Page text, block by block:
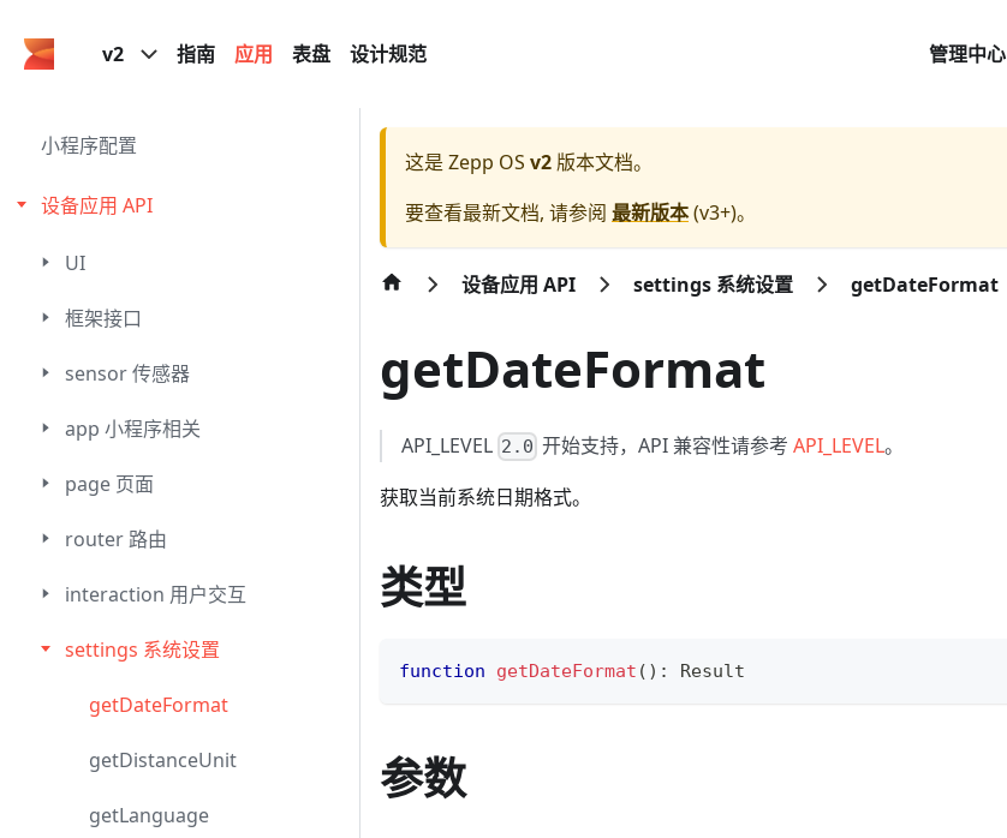
v2 指南 应用 表盘 设计规范 管理中心
小程序配置
设备应用 API
UI
框架接口
sensor 传感器
app 小程序相关
page 页面
router 路由
interaction 用户交互
settings 系统设置
getDateFormat
getDistanceUnit
getLanguage
这是 Zepp OS v2 版本文档。
要查看最新文档, 请参阅 最新版本(v3+)。
设备应用 API settings 系统设置 getDateFormat
getDateFormat
API_LEVEL 2.0 开始支持，API 兼容性请参考API_LEVEL。
获取当前系统日期格式。
类型
function getDateFormat ( ) : Result
参数